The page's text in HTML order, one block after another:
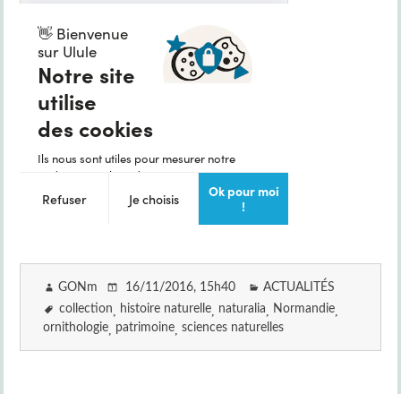
GONm 16/11/2016, 15h40
ACTUALITÉS
collection
histoire naturelle naturalia
Normandie
ornithologie patrimoine sciences naturelles